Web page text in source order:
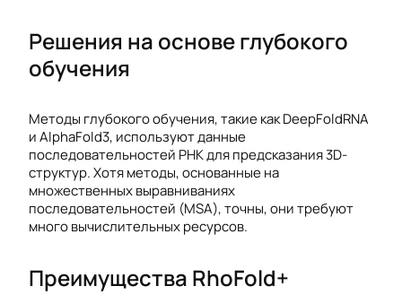
Решения на основе глубокого
обучения
Методы глубокого обучения, такие как DeepFoldRNA
и AlphaFold3, используют данные
последовательностей РНК для предсказания 3D-
структур. Хотя методы, основанные на
множественных выравниваниях
последовательностей (MSA), точны, они требуют
много вычислительных ресурсов.
Преимущества RhoFold+